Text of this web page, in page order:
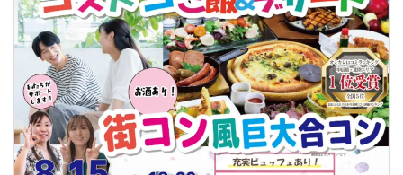
男性30～41歳・女性28～43歳対象なので、20代後半から30代・40歳前後の方が
参加しやすい年齢設定です。仕事、休日の過ごし方、趣味、将来のイメージなど
も自然に話しやすい雰囲気です。
🌼 【本イベントの3つのおすすめポイント】
・頼れるorしっかりしている男性と出会いたい方におすすめ！
・料理ビュッフェとお酒を楽しみながら自然に交流できる
・30代40歳前後中心で、同年代に近い方と話しやすい！
📋 【イベント概要】
所要時間： 約2時間15分
進行形式： グループトーク ＋ 個別トーク
ご飲食： あり（料理ビュッフェ・ドリンクなど）
対象： 男性30～41歳、女性28～43歳くらいの独身男女
最少催行人数： 男女各5対5から開催